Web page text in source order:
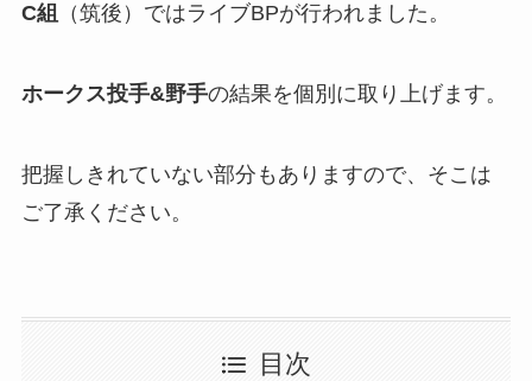
C組 （筑後）ではライブBPが行われました。
ホークス投手&野手の結果を個別に取り上げます。
把握しきれていない部分もありますので、そこは
ご了承ください。
目次